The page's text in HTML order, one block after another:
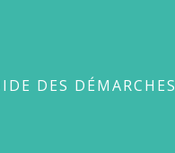
DES DÉMARCHES